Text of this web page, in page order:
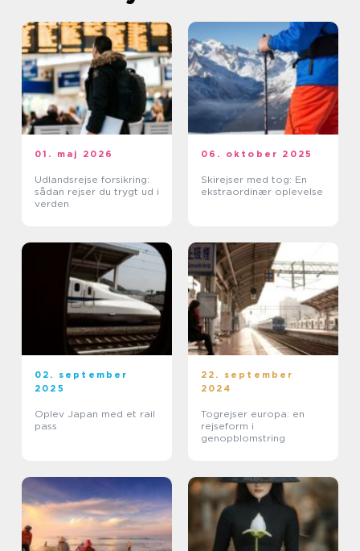
01. maj 2026
Udlandsrejse forsikring:
sådan rejser du trygt ud i
verden
06. oktober 2025
Skirejser med tog: En
ekstraordinær oplevelse
02. september
2025
Oplev Japan med et rail
pass
22. september
2024
Togrejser europa: en
rejseform i
genopblomstring